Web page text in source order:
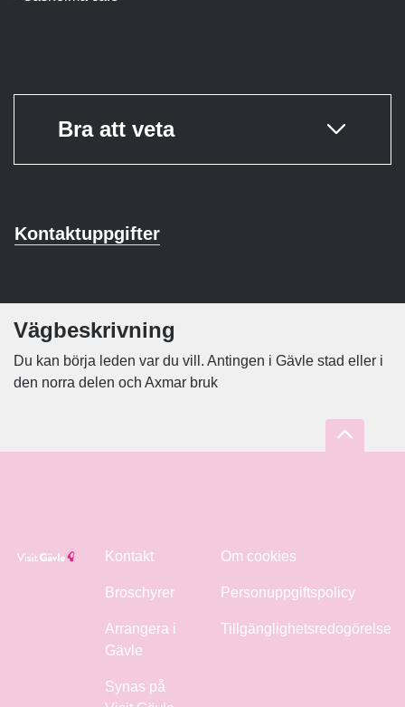
Bra att veta
Kontaktuppgifter
Vägbeskrivning
Du kan börja leden var du vill. Antingen i Gävle stad eller i
den norra delen och Axmar bruk
Kontakt
Broschyrer
Arrangera i
Gävle
Synas på
Om cookies
Personuppgiftspolicy
Tillgänglighetsredogörelse